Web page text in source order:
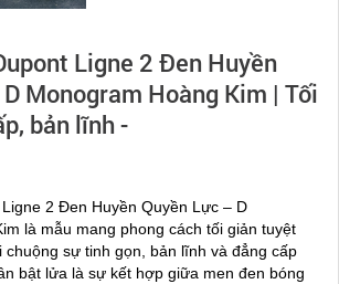
Ligne 2 Đen Huyền
Monogram Hoàng Kim | Tối
bản lĩnh -
2 Đen Huyền Quyền Lực – D
là mẫu mang phong cách tối giản tuyệt
sự tinh gọn, bản lĩnh và đẳng cấp
bật lửa là sự kết hợp giữa men đen bóng